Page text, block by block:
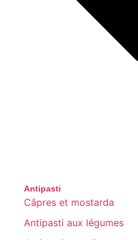
Antipasti
Câpres et mostarda
Antipasti aux légumes